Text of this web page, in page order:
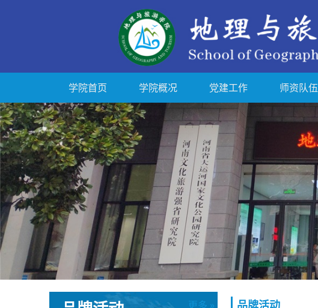
学院首页 学院概况 党建工作 师资队伍
更多 »
更多 » 品牌活动